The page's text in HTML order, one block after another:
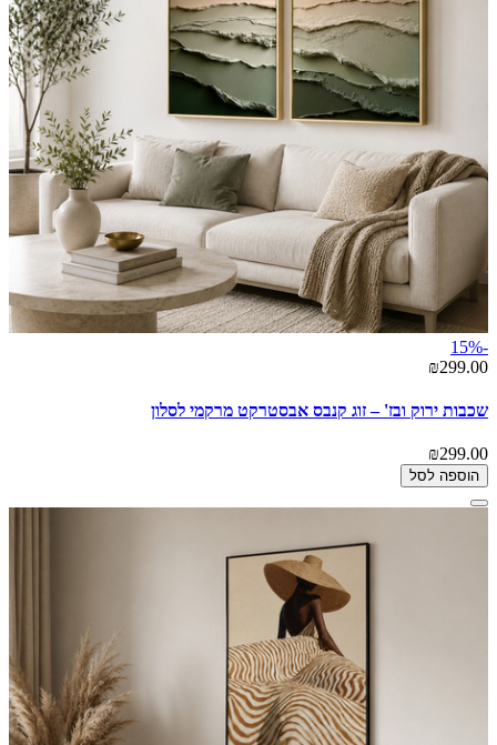
-15%
₪299.00
שכבות ירוק ובז' – זוג קנבס אבסטרקט מרקמי לסלון
₪299.00
הוספה לסל